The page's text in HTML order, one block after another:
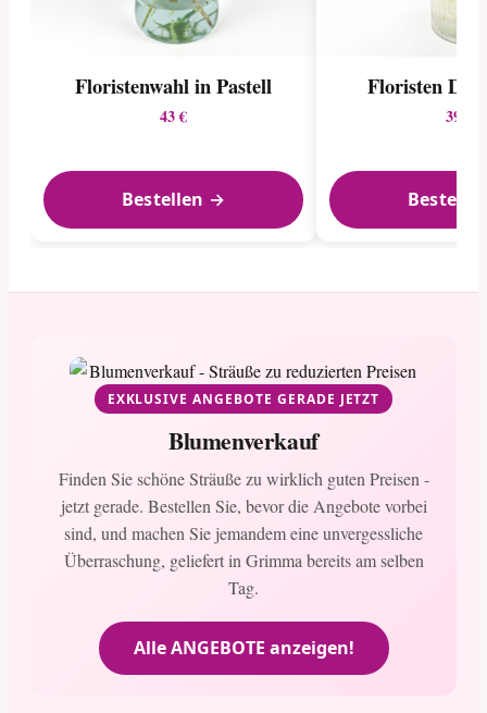
Floristenwahl in Pastell
43 €
Bestellen →
Floristen
39 €
EXKLUSIVE ANGEBOTE GERADE JETZT
Blumenverkauf
Finden Sie schöne Sträuße zu wirklich guten Preisen -
jetzt gerade. Bestellen Sie, bevor die Angebote vorbei
sind, und machen Sie jemandem eine unvergessliche
Überraschung, geliefert in Grimma bereits am selben
Tag.
Alle ANGEBOTE anzeigen!